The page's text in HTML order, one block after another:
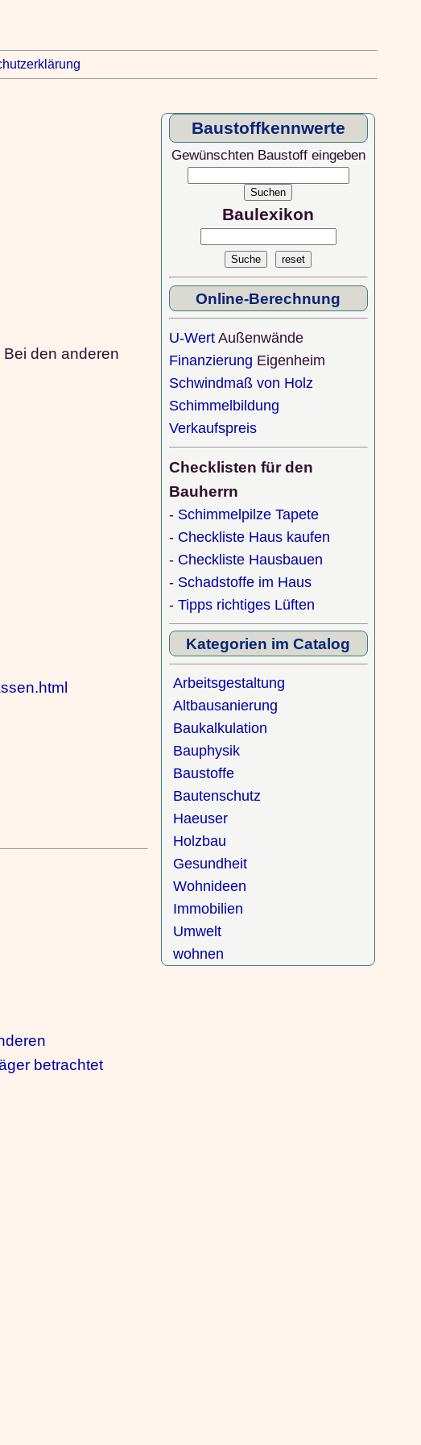
den anderen
betrachtet
Baustoffkennwerte
Gewünschten Baustoff eingeben
Baulexikon
Online-Berechnung
U-Wert Außenwände
Finanzierung Eigenheim
Schwindmaß von Holz
Schimmelbildung
Verkaufspreis
Checklisten für den
Bauherrn
- Schimmelpilze Tapete
- Checkliste Haus kaufen
- Checkliste Hausbauen
- Schadstoffe im Haus
-Tipps richtiges Lüften
Kategorien im Catalog
Arbeitsgestaltung
Altbausanierung
Baukalkulation
Bauphysik
Baustoffe
Bautenschutz
Haeuser
Holzbau
Gesundheit
Wohnideen
Immobilien
Umwelt
wohnen